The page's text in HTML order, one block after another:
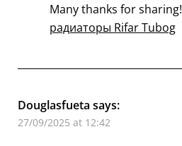
Many thanks for sharing!
радиаторы Rifar Tubog
Douglasfueta says:
27/09/2025 at 12:42